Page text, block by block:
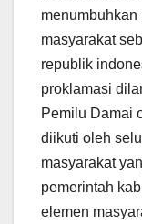
masyarakat
republik
proklamasi
Pemilu Damai
diikuti oleh
masyarakat
pemerintah
elemen